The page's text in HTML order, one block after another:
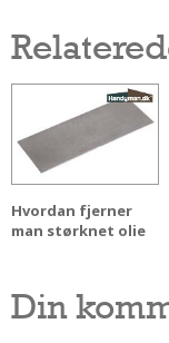
Hvordan fjerner
man størknet olie
Din